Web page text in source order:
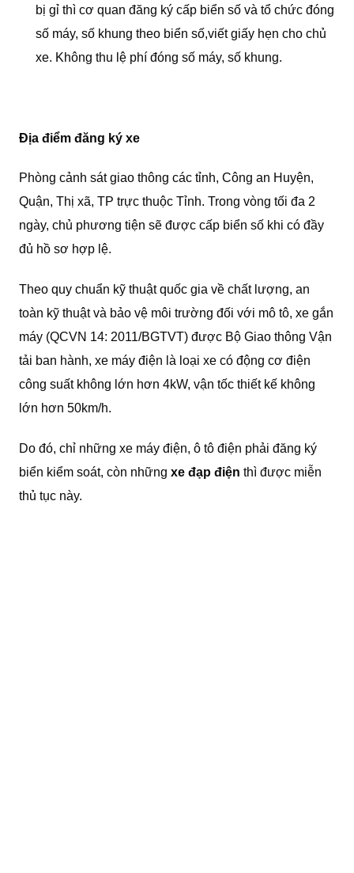
bị gỉ thì cơ quan đăng ký cấp biển số và tổ chức đóng
số máy, số khung theo biển số,viết giấy hẹn cho chủ
xe. Không thu lệ phí đóng số máy, số khung.
Địa điểm đăng ký xe
Phòng cảnh sát giao thông các tỉnh, Công an Huyện,
Quận, Thị xã, TP trực thuộc Tỉnh. Trong vòng tối đa 2
ngày, chủ phương tiện sẽ được cấp biển số khi có đầy
đủ hồ sơ hợp lệ.
Theo quy chuẩn kỹ thuật quốc gia về chất lượng, an
toàn kỹ thuật và bảo vệ môi trường đối với mô tô, xe gắn
máy (QCVN 14: 2011/BGTVT) được Bộ Giao thông Vận
tải ban hành, xe máy điện là loại xe có động cơ điện
công suất không lớn hơn 4kW, vận tốc thiết kế không
lớn hơn 50km/h.
Do đó, chỉ những xe máy điện, ô tô điện phải đăng ký
biển kiểm soát, còn những xe đạp điện thì được miễn
thủ tục này.